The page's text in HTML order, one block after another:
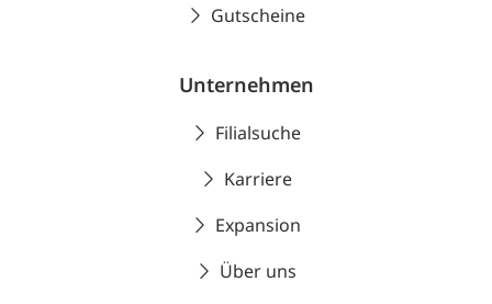
Gutscheine
Unternehmen
Filialsuche
Karriere
Expansion
Über uns